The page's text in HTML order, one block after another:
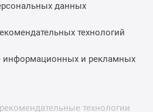
данных
технологий
информационных и рекламных
технологии